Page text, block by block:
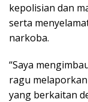
kepolisian dan
serta
narkoba.
“Saya
ragu
yang berkaitan